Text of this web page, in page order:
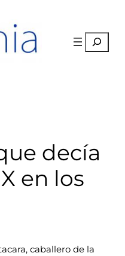
Buscar
decía
en los
caballero de la